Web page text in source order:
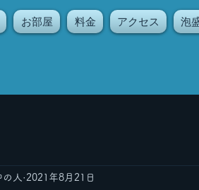
お部屋 料金 アクセス 泡
人 2021年8月21日